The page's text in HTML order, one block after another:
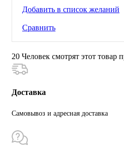
Добавить в список желаний
Сравнить
20 Человек смотрят этот товар
Доставка
Самовывоз и адресная доставка